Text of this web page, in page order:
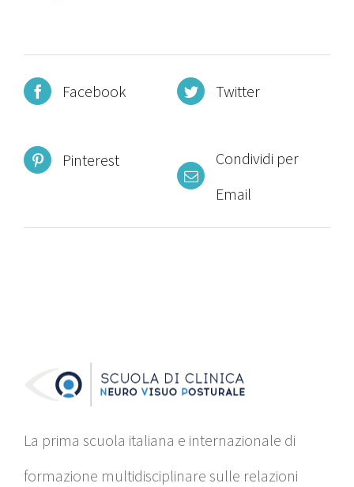
Facebook Twitter
Pinterest
Condividi per
Email
La prima scuola italiana e internazionale di
formazione multidisciplinare sulle relazioni